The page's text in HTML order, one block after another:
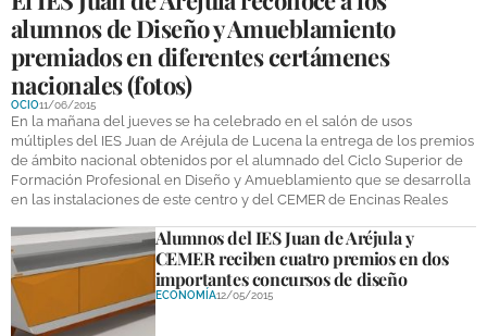
alumnos de Diseño y Amueblamiento
premiados en diferentes certámenes
nacionales (fotos)
OCIO11/06/2015
En la mañana del jueves se ha celebrado en el salón de usos
múltiples del IES Juan de Aréjula de Lucena la entrega de los premios
de ámbito nacional obtenidos por el alumnado del Ciclo Superior de
Formación Profesional en Diseño y Amueblamiento que se desarrolla
en las instalaciones de este centro y del CEMER de Encinas Reales
Alumnos del IES Juan de Aréjula y
CEMER reciben cuatro premios en dos
importantes concursos de diseño
ECONOMÍA12/05/2015